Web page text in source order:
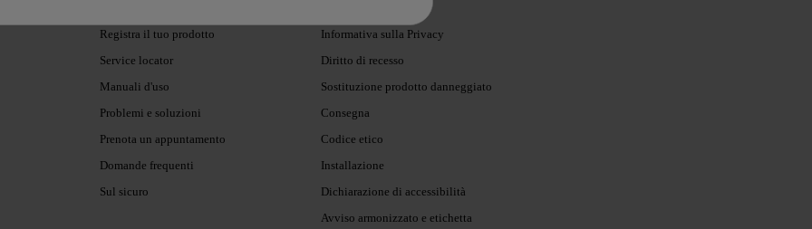
Registra il tuo prodotto
Service locator
Manuali d'uso
Problemi e soluzioni
Prenota un appuntamento
Domande frequenti
Sul sicuro
Informativa sulla Privacy
Diritto di recesso
Sostituzione prodotto danneggiato
Consegna
Codice etico
Installazione
Dichiarazione di accessibilità
Avviso armonizzato e etichetta